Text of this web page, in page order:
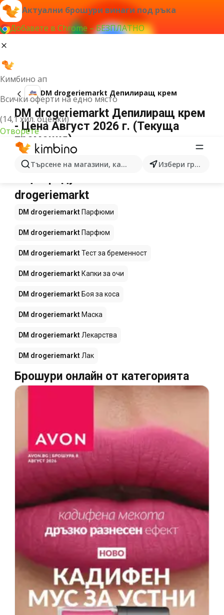
Актуални брошури винаги под ръка
Добавете в Chrome – БЕЗПЛАТНО
Кимбино ап
Всички оферти на едно място
(14,1 хил. оценки)
Отворете
Търсене на магазини, категории, продукти...Избери град
DM drogeriemarkt Депилиращ крем
DM drogeriemarkt Депилиращ крем
- Цена Август 2026 г. (Текуща
промоция)
Не можахме да намерим резултати за този
термин.
drogeriemarkt
DM drogeriemarkt Парфюми
DM drogeriemarkt Парфюм
DM drogeriemarktТест за бременност
DM drogeriemarkt Капки за очи
DM drogeriemarkt Боя за коса
DM drogeriemarkt Маска
DM drogeriemarkt Лекарства
DM drogeriemarkt Лак
Брошури онлайн от категорията